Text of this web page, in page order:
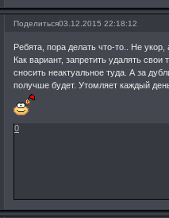
Поделиться03.12.2015 22:18:12
Ребята, пора делать что-то.. Не укор,
Как вариант, запретить удалять
сносить неактуальное туда. А за
получше будет. Утомляет каждый
0